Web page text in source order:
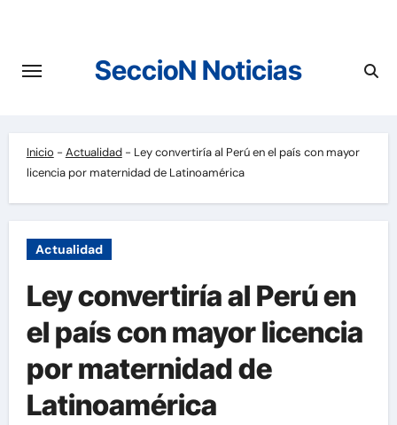
contenido
SeccioN Noticias
Inicio - Actualidad- Ley convertiría al Perú en el país con mayor
licencia por maternidad de Latinoamérica
Actualidad
Ley convertiría al Perú en
el país con mayor licencia
por maternidad de
Latinoamérica